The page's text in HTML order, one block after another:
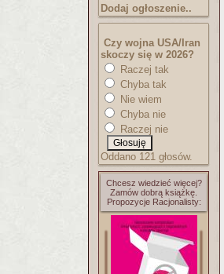
Dodaj ogłoszenie..
Czy wojna USA/Iran
skoczy się w 2026?
Raczej tak
Chyba tak
Nie wiem
Chyba nie
Raczej nie
Oddano 121 głosów.
Chcesz wiedzieć więcej?
Zamów dobrą książkę.
Propozycje Racjonalisty: